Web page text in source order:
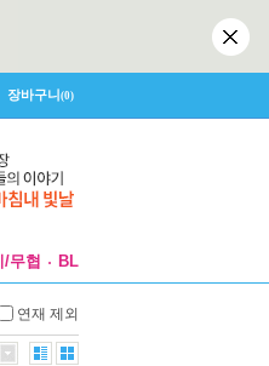
장바구니(0)
무협 BL
연재 제외